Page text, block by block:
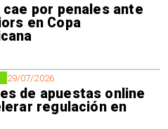
cae por penales ante
en Copa
29/07/2026
de apuestas online
regulación en